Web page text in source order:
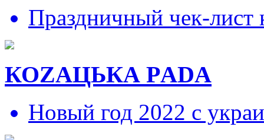
Праздничный чек-
КОZAЦЬКА РADA
Новый год 2022 с